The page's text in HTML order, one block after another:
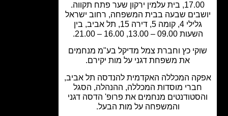
שבעה בבית המשפחה, רחוב ישראל
גלילי 4, קומה 5, דירה 15, תל אביב, בין
כץ וחברת צמל מדיקל בע"מ מנחמים
את משפחת דגני על מות יקירם.
המכללה האקדמית להנדסה תל אביב,
מוסדות המכללה, ההנהלה, הסגל
מנחמים את פרופ' הדסה דגני
והמשפחה על מות הבעל.